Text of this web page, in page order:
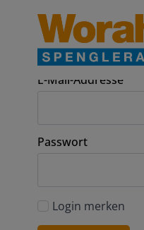
Anmeldung
E-Mail-Addresse
Passwort
Login merken